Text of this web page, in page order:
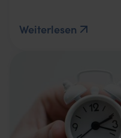
Weiterlesen